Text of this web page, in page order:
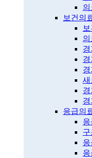
보건의
새
응급의